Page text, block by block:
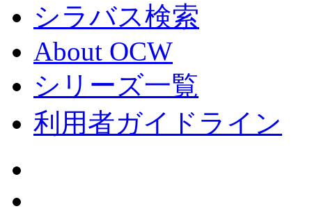
シラバス検索
About OCW
シリーズ一覧
利用者ガイドライン